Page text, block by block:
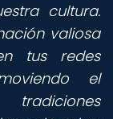
cultura.
valiosa
tus redes
el